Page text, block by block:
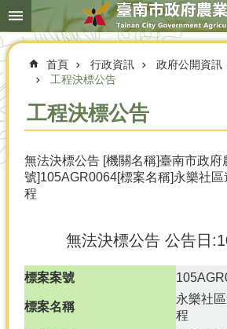
跳到主要內容區塊
搜
尋
進
局
簡
介
況
優
首頁 行政資訊 政府公開資訊
工程決標公告
工程決標公告
無法決標公告 [機關名稱]臺南市政府
號]105AGR0064[標案名稱]永樂社
程
無法決標公告 公告日
標案案號
標案名稱
永樂社
程